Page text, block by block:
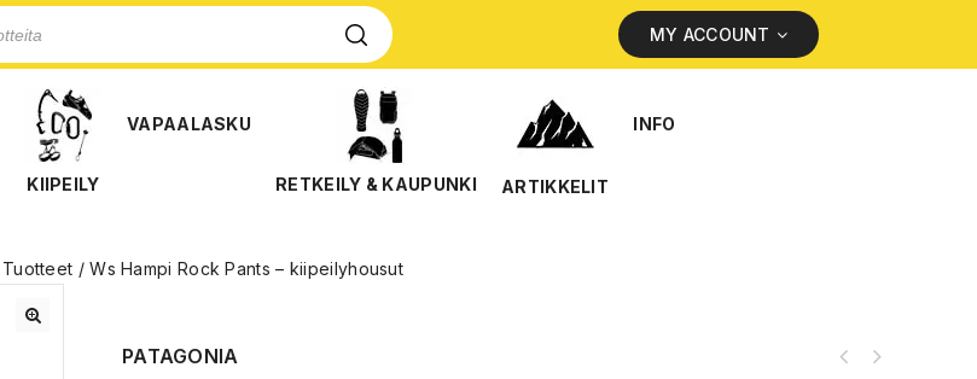
MY ACCOUNT
KIIPEILY
VAPAALASKU
RETKEILY & KAUPUNKI ARTIKKELIT
INFO
Tuotteet /Ws Hampi Rock Pants – kiipeilyhousut
PATAGONIA